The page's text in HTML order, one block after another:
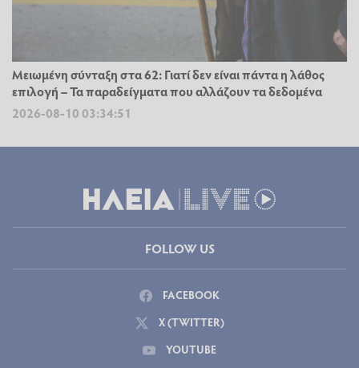
Μειωμένη σύνταξη στα 62: Γιατί δεν είναι πάντα η λάθος
επιλογή – Τα παραδείγματα που αλλάζουν τα δεδομένα
2026-08-10 03:34:51
FOLLOW US
FACEBOOK
X (TWITTER)
YOUTUBE